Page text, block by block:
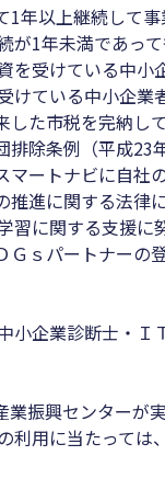
1年以上継続して事
が1年未満であっ
を受けている中
けている中小企業
した市税を完納し
排除条例（平成23
マートナビに自社
推進に関する法律
習に関する支援に
Ｇｓパートナーの
小企業診断士・
業振興センターが
利用に当たっては